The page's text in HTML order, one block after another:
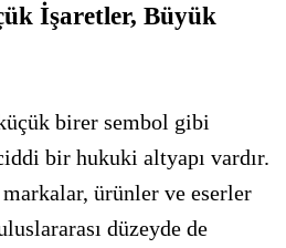
İşaretler, Büyük
birer sembol gibi
bir hukuki altyapı vardır.
ürünler ve eserler
düzeyde de